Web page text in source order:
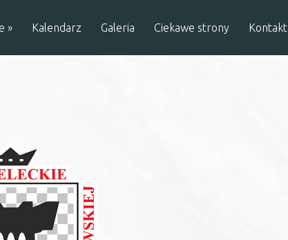
» Kalendarz Galeria Ciekawe strony Kontakt